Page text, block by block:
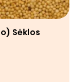
Sėklos